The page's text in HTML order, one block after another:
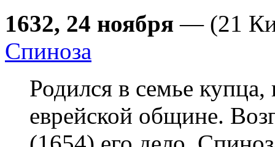
1632, 24 ноября — (21
Спиноза
Родился в семье
еврейской общине.